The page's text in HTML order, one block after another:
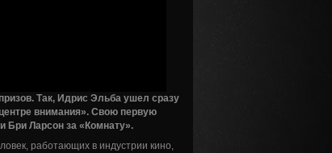
Так, Идрис Эльба ушел сразу
внимания». Свою первую
Бри Ларсон за « Комнату».
работающих в индустрии кино,